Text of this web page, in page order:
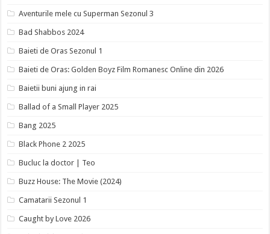
Aventurile mele cu Superman Sezonul 3
Bad Shabbos 2024
Baieti de Oras Sezonul 1
Baieti de Oras: Golden Boyz Film Romanesc Online din 2026
Baietii buni ajung in rai
Ballad of a Small Player 2025
Bang 2025
Black Phone 2 2025
Bucluc la doctor | Teo
Buzz House: The Movie (2024)
Camatarii Sezonul 1
Caught by Love 2026